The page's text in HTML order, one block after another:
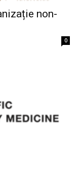
non-
0